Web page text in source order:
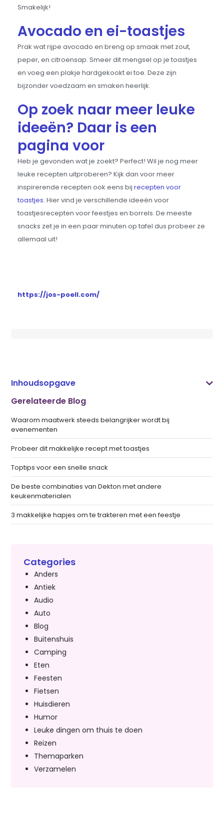
Smakelijk!
Avocado en ei-toastjes
Prak wat rijpe avocado en breng op smaak met zout,
peper, en citroensap. Smeer dit mengsel op je toastjes
en voeg een plakje hardgekookt ei toe. Deze zijn
bijzonder voedzaam en smaken heerlijk.
Op zoek naar meer leuke
ideeën? Daar is een
pagina voor
Heb je gevonden wat je zoekt? Perfect! Wil je nog meer
leuke recepten uitproberen? Kijk dan voor meer
inspirerende recepten ook eens bijrecepten voor
toastjes. Hier vind je verschillende ideeën voor
toastjesrecepten voor feestjes en borrels. De meeste
snacks zet je in een paar minuten op tafel dus probeer ze
allemaal uit!
https://jos-poell.com/
Inhoudsopgave
Gerelateerde Blog
Waarom maatwerk steeds belangrijker wordt bij
evenementen
Probeer dit makkelijke recept met toastjes
Toptips voor een snelle snack
De beste combinaties van Dekton met andere
keukenmaterialen
3 makkelijke hapjes om te trakteren met een feestje
Categories
Anders
Antiek
Audio
Auto
Blog
Buitenshuis
Camping
Eten
Feesten
Fietsen
Huisdieren
Humor
Leuke dingen om thuis te doen
Reizen
Themaparken
Verzamelen